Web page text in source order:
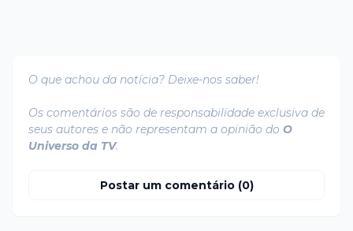
O que achou da notícia? Deixe-nos saber!
Os comentários são de responsabilidade exclusiva de
seus autores e não representam a opinião do O
Universo da TV.
Postar um comentário (0)